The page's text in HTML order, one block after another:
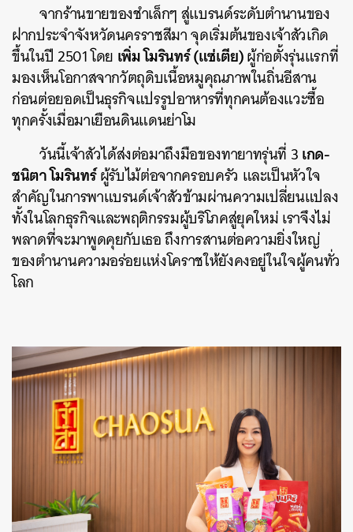
จากร้านขายของชำเล็กๆ สู่แบรนด์ระดับตำนานของ
ฝากประจำจังหวัดนครราชสีมา จุดเริ่มต้นของเจ้าสัวเกิด
ขึ้นในปี 2501 โดย เพิ่ม โมรินทร์ (แซ่เตีย)ผู้ก่อตั้งรุ่นแรกที่
มองเห็นโอกาสจากวัตถุดิบเนื้อหมูคุณภาพในถิ่นอีสาน
ก่อนต่อยอดเป็นธุรกิจแปรรูปอาหารที่ทุกคนต้องแวะซื้อ
ทุกครั้งเมื่อมาเยือนดินแดนย่าโม
วันนี้เจ้าสัวได้ส่งต่อมาถึงมือของทายาทรุ่นที่ 3เกด-
ชนิตา โมรินทร์ผู้รับไม้ต่อจากครอบครัว และเป็นหัวใจ
สำคัญในการพาแบรนด์เจ้าสัวข้ามผ่านความเปลี่ยนแปลง
ทั้งในโลกธุรกิจและพฤติกรรมผู้บริโภคสู่ยุคใหม่ เราจึงไม่
พลาดที่จะมาพูดคุยกับเธอ ถึงการสานต่อความยิ่งใหญ่
ของตำนานความอร่อยแห่งโคราชให้ยังคงอยู่ในใจผู้คนทั่ว
โลก